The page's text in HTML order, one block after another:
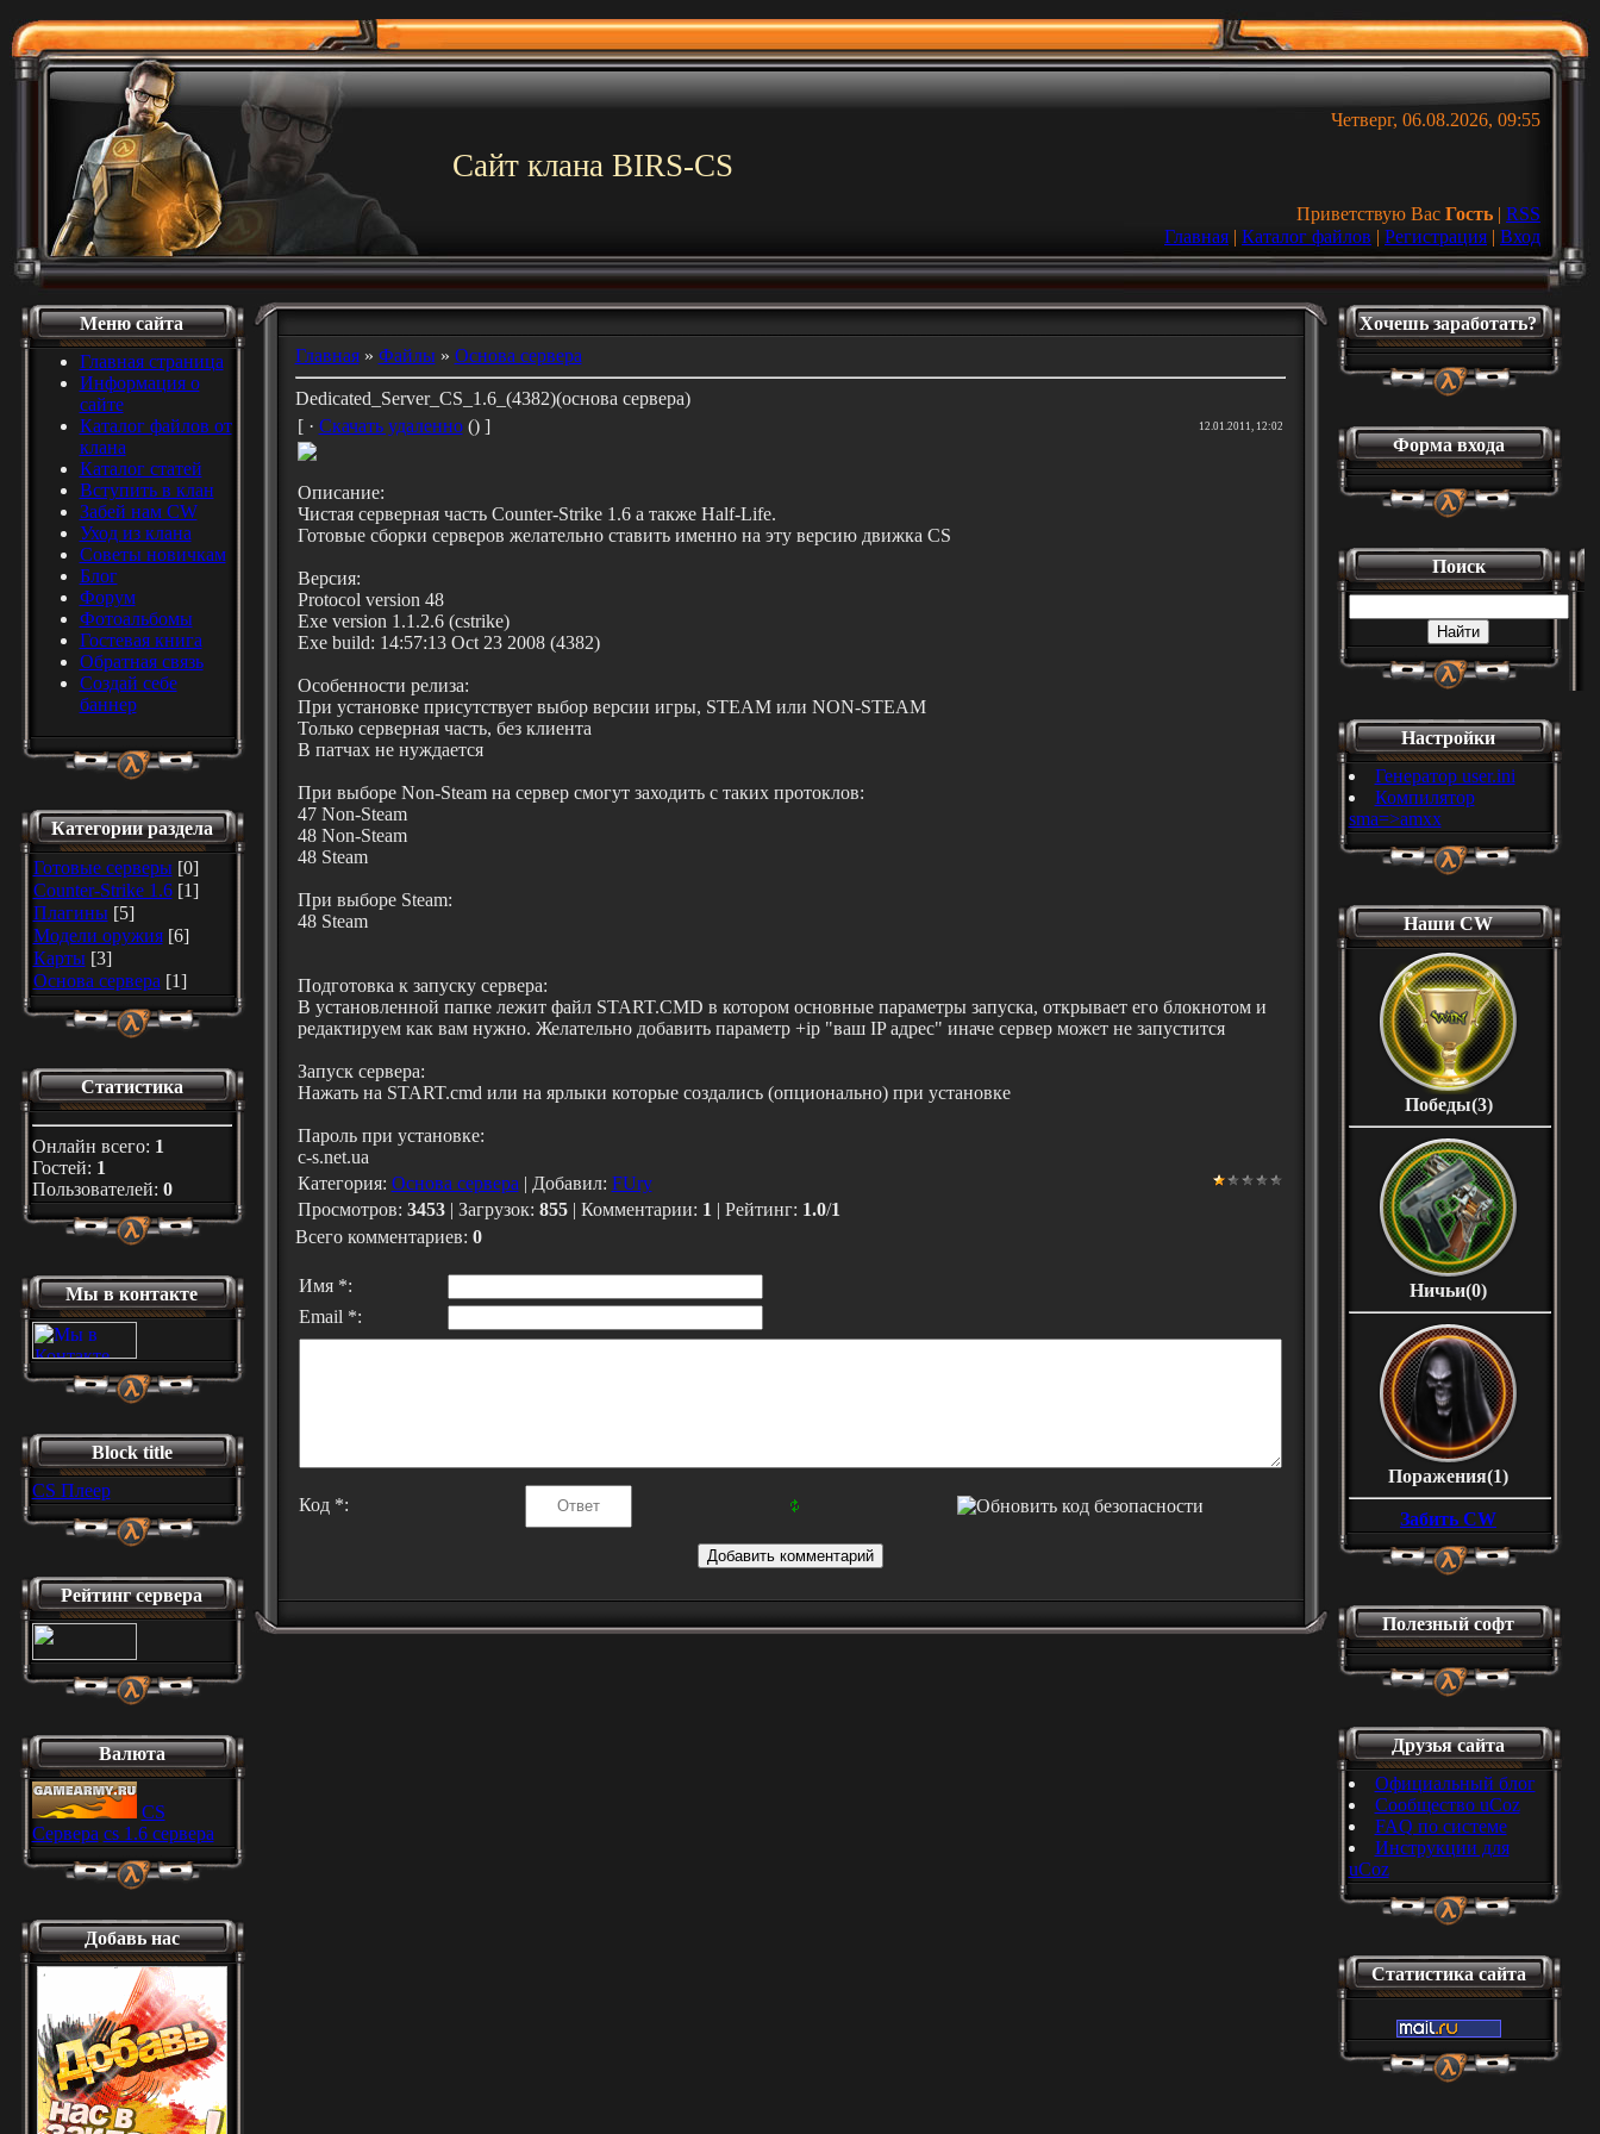
Четверг, 06.08.2026, 09:55
Сайт клана BIRS-CS
Приветствую Вас Гость | RSS
Главная | Каталог файлов | Регистрация | Вход
Меню сайта
Главная страница
Информация о
сайте
Каталог файлов от
клана
Каталог статей
Вступить в клан
Забей нам CW
Уход из клана
Советы новичкам
Блог
Форум
Фотоальбомы
Гостевая книга
Обратная связь
Создай себе
баннер
Категории раздела
Готовые серверы [0]
Counter-Strike 1.6 [1]
Плагины [5]
Модели оружия [6]
Карты [3]
Основа сервера [1]
Статистика
Онлайн всего: 1
Гостей: 1
Пользователей: 0
Мы в контакте
Block title
CS Плеер
Рейтинг сервера
Валюта
CS
Сервера cs 1.6 сервера
Добавь нас
Главная» Файлы» Основа сервера
Dedicated_Server_CS_1.6_(4382)(основа сервера)
[ · Скачать удаленно() ] 12.01.2011, 12:02
Описание:
Чистая серверная часть Counter-Strike 1.6 а также Half-Life.
Готовые сборки серверов желательно ставить именно на эту версию движка CS
Версия:
Protocol version 48
Exe version 1.1.2.6 (cstrike)
Exe build: 14:57:13 Oct 23 2008 (4382)
Особенности релиза:
При установке присутствует выбор версии игры, STEAM или NON-STEAM
Только серверная часть, без клиента
В патчах не нуждается
При выборе Non-Steam на сервер смогут заходить с таких протоклов:
47 Non-Steam
48 Non-Steam
48 Steam
При выборе Steam:
48 Steam
Подготовка к запуску сервера:
В установленной папке лежит файл START.CMD в котором основные параметры запуска, открывает его блокнотом и
редактируем как вам нужно. Желательно добавить параметр +ip "ваш IP адрес" иначе сервер может не запустится
Запуск сервера:
Нажать на START.cmd или на ярлыки которые создались (опционально) при установке
Пароль при установке:
с-s.net.ua
Категория: Основа сервера | Добавил: FUry
Просмотров: 3453| Загрузок: 855| Комментарии: 1 | Рейтинг: 1.0/1
Всего комментариев: 0
Имя *:
Email *:
Код *:
Хочешь заработать?
Форма входа
Поиск
Настройки
Генератор user.ini
Компилятор
sma=>amxx
Наши CW
Победы(3)
Ничьи(0)
Поражения(1)
Забить CW
Полезный софт
Друзья сайта
Официальный блог
Сообщество uCoz
FAQ по системе
Инструкции для
uCoz
Статистика сайта